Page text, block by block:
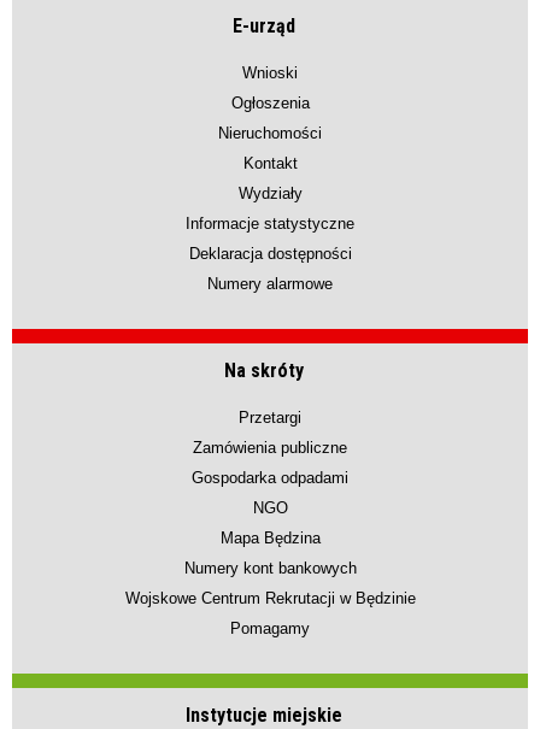
E-urząd
Wnioski
Ogłoszenia
Nieruchomości
Kontakt
Wydziały
Informacje statystyczne
Deklaracja dostępności
Numery alarmowe
Na skróty
Przetargi
Zamówienia publiczne
Gospodarka odpadami
NGO
Mapa Będzina
Numery kont bankowych
Wojskowe Centrum Rekrutacji w Będzinie
Pomagamy
Instytucje miejskie